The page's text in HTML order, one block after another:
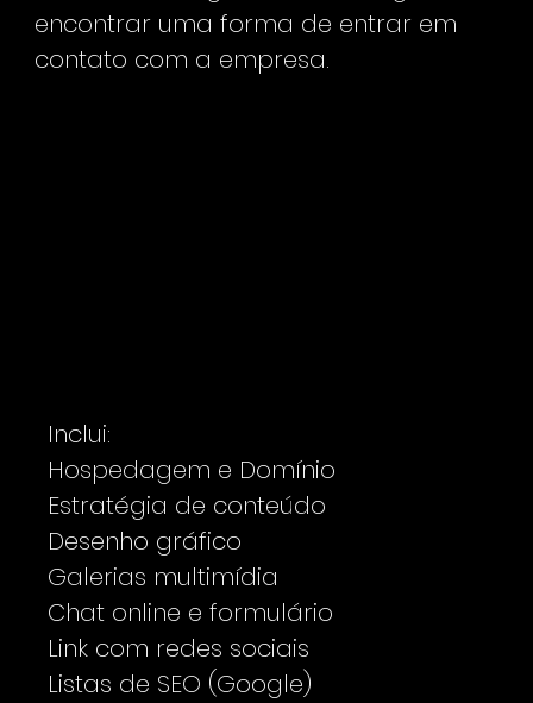
encontrar uma forma de entrar em
contato com a empresa.
Inclui:
Hospedagem e Domínio
Estratégia de conteúdo
Desenho gráfico
Galerias multimídia
Chat online e formulário
Link com redes sociais
Listas de SEO (Google)